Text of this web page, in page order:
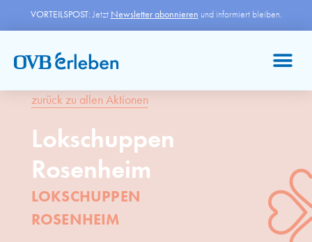
VORTEILSPOST:Jetzt Newsletter abonnieren und informiert bleiben.
zurück zu allen Aktionen
Lokschuppen
Rosenheim
LOKSCHUPPEN
ROSENHEIM